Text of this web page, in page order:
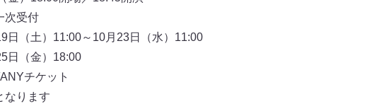
次受付
日（土）11:00～10月23日（水）11:00
日（金）18:00
チケット
なります